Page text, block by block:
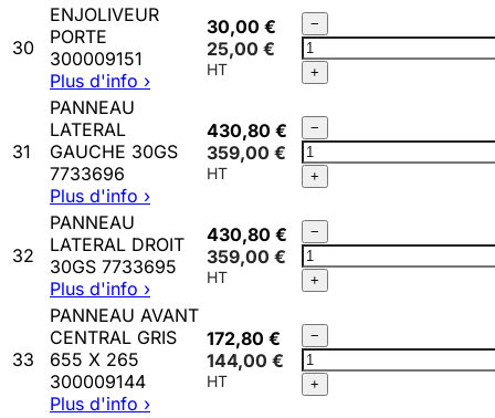
300007849
30
ENJOLIVEUR
PORTE
300009151
Plus d'info ›
30,00 €
25,00 €
− Qté
ENJOLIVEUR
PORTE
300009151
+
31
PANNEAU
LATERAL
GAUCHE 30GS
7733696
Plus d'info ›
430,80 €
359,00 €
− Qté
PANNEAU
LATERAL
GAUCHE
7733696
+
32
PANNEAU
LATERAL DROIT
30GS 7733695
Plus d'info ›
430,80 €
359,00 €
− Qté
PANNEAU
LATERAL
DROIT
7733695
+
33
PANNEAU AVANT
CENTRAL GRIS
655 X 265
300009144
Plus d'info ›
172,80 €
144,00 €
− Qté
PANNEAU
AVANT
CENTRAL
+